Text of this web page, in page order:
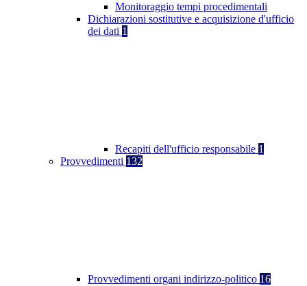
Monitoraggio tempi procedimentali
Dichiarazioni sostitutive e acquisizione d'ufficio
dei dati 1
Recapiti dell'ufficio responsabile 1
Provvedimenti 132
Provvedimenti organi indirizzo-politico 16